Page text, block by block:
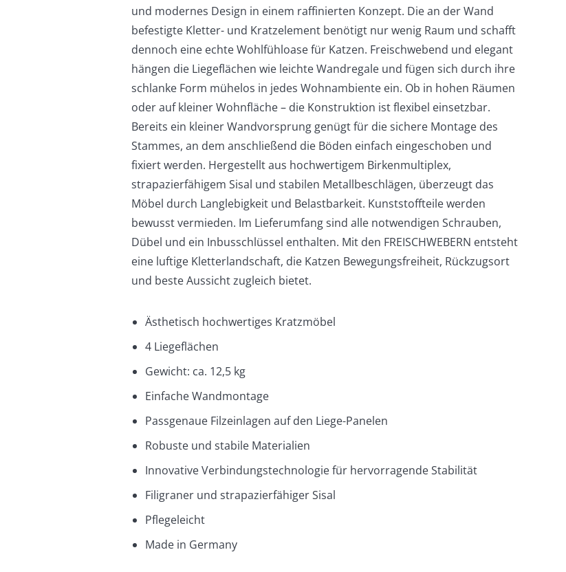
und modernes Design in einem raffinierten Konzept. Die an der Wand
befestigte Kletter- und Kratzelement benötigt nur wenig Raum und schafft
dennoch eine echte Wohlfühloase für Katzen. Freischwebend und elegant
hängen die Liegeflächen wie leichte Wandregale und fügen sich durch ihre
schlanke Form mühelos in jedes Wohnambiente ein. Ob in hohen Räumen
oder auf kleiner Wohnfläche – die Konstruktion ist flexibel einsetzbar.
Bereits ein kleiner Wandvorsprung genügt für die sichere Montage des
Stammes, an dem anschließend die Böden einfach eingeschoben und
fixiert werden. Hergestellt aus hochwertigem Birkenmultiplex,
strapazierfähigem Sisal und stabilen Metallbeschlägen, überzeugt das
Möbel durch Langlebigkeit und Belastbarkeit. Kunststoffteile werden
bewusst vermieden. Im Lieferumfang sind alle notwendigen Schrauben,
Dübel und ein Inbusschlüssel enthalten. Mit den FREISCHWEBERN entsteht
eine luftige Kletterlandschaft, die Katzen Bewegungsfreiheit, Rückzugsort
und beste Aussicht zugleich bietet.
Ästhetisch hochwertiges Kratzmöbel
4 Liegeflächen
Gewicht: ca. 12,5 kg
Einfache Wandmontage
Passgenaue Filzeinlagen auf den Liege-Panelen
Robuste und stabile Materialien
Innovative Verbindungstechnologie für hervorragende Stabilität
Filigraner und strapazierfähiger Sisal
Pflegeleicht
Made in Germany